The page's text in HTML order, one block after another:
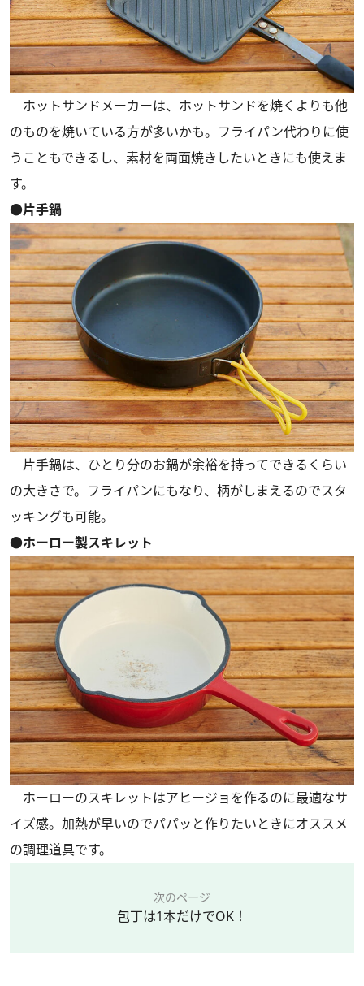
ホットサンドメーカーは、ホットサンドを焼くよりも他
のものを焼いている方が多いかも。フライパン代わりに使
うこともできるし、素材を両面焼きしたいときにも使えま
す。
●片手鍋
片手鍋は、ひとり分のお鍋が余裕を持ってできるくらい
の大きさで。フライパンにもなり、柄がしまえるのでスタ
ッキングも可能。
●ホーロー製スキレット
ホーローのスキレットはアヒージョを作るのに最適なサ
イズ感。加熱が早いのでパパッと作りたいときにオススメ
の調理道具です。
次のページ
包丁は1本だけでOK！